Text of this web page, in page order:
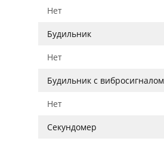
Нет
Будильник
Нет
Будильник с вибросигналом
Нет
Секундомер